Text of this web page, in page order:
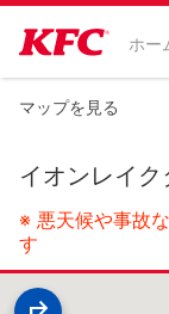
ホー
マップを見る
イオンレイ
※ 悪天候や事故
す